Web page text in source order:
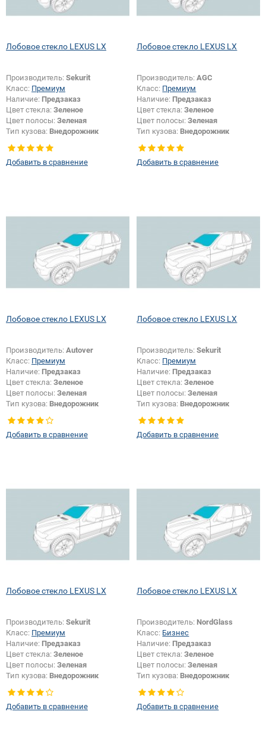
Лобовое стекло LEXUS LX
Производитель: Sekurit
Класс: Премиум
Наличие: Предзаказ
Цвет стекла: Зеленое
Цвет полосы: Зеленая
Тип кузова: Внедорожник
Появление или изменение
шелкографии:
Добавить в сравнение
Лобовое стекло LEXUS LX
Производитель:AGC
Класс: Премиум
Наличие: Предзаказ
Цвет стекла:Зеленое
Цвет полосы:Зеленая
Тип кузова: Внедорожник
Добавить в сравнение
Лобовое стекло LEXUS LX
Производитель: Autover
Класс: Премиум
Наличие: Предзаказ
Цвет стекла: Зеленое
Цвет полосы: Зеленая
Тип кузова: Внедорожник
Добавить в сравнение
Лобовое стекло LEXUS LX
Производитель:Sekurit
Класс: Премиум
Наличие: Предзаказ
Цвет стекла:Зеленое
Цвет полосы:Зеленая
Тип кузова: Внедорожник
Добавить в сравнение
Лобовое стекло LEXUS LX
Производитель: Sekurit
Класс: Премиум
Наличие: Предзаказ
Цвет стекла: Зеленое
Цвет полосы: Зеленая
Тип кузова: Внедорожник
Добавить в сравнение
Лобовое стекло LEXUS LX
Производитель: NordGlass
Класс: Бизнес
Наличие: Предзаказ
Цвет стекла:Зеленое
Цвет полосы:Зеленая
Тип кузова: Внедорожник
Появление или изменение
шелкографии:
Добавить в сравнение